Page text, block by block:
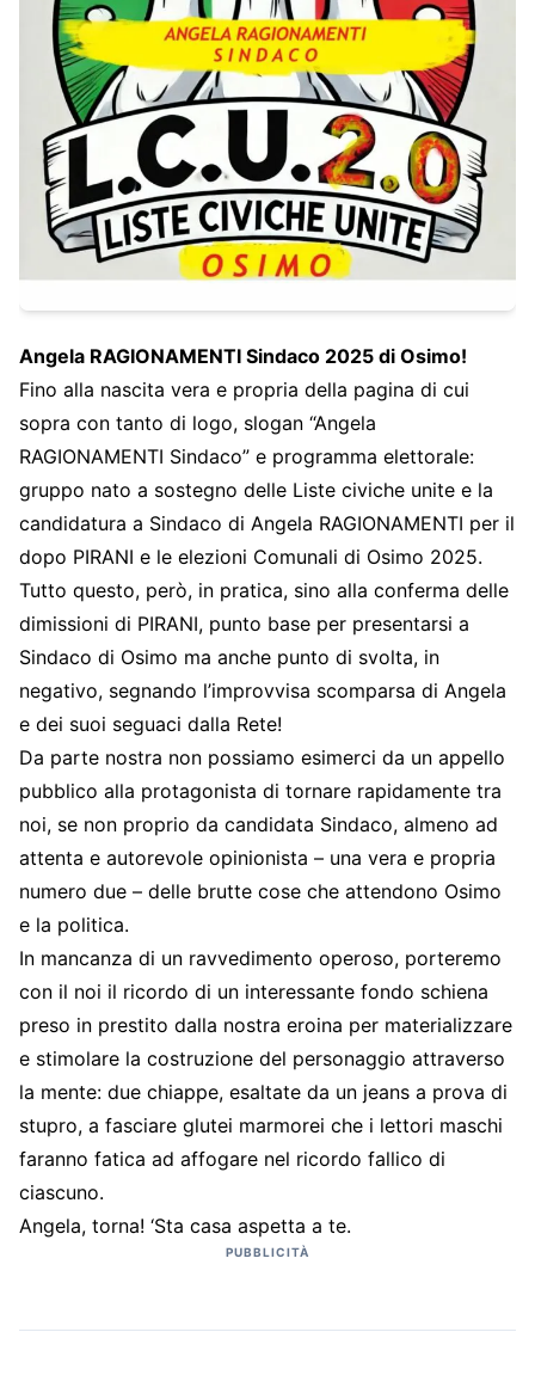
Angela RAGIONAMENTI Sindaco 2025 di Osimo!
Fino alla nascita vera e propria della pagina di cui
sopra con tanto di logo, slogan “Angela
RAGIONAMENTI Sindaco” e programma elettorale:
gruppo nato a sostegno delle Liste civiche unite e la
candidatura a Sindaco di Angela RAGIONAMENTI per il
dopo PIRANI e le elezioni Comunali di Osimo 2025.
Tutto questo, però, in pratica, sino alla conferma delle
dimissioni di PIRANI, punto base per presentarsi a
Sindaco di Osimo ma anche punto di svolta, in
negativo, segnando l’improvvisa scomparsa di Angela
e dei suoi seguaci dalla Rete!
Da parte nostra non possiamo esimerci da un appello
pubblico alla protagonista di tornare rapidamente tra
noi, se non proprio da candidata Sindaco, almeno ad
attenta e autorevole opinionista – una vera e propria
numero due – delle brutte cose che attendono Osimo
e la politica.
In mancanza di un ravvedimento operoso, porteremo
con il noi il ricordo di un interessante fondo schiena
preso in prestito dalla nostra eroina per materializzare
e stimolare la costruzione del personaggio attraverso
la mente: due chiappe, esaltate da un jeans a prova di
stupro, a fasciare glutei marmorei che i lettori maschi
faranno fatica ad affogare nel ricordo fallico di
ciascuno.
Angela, torna! ‘Sta casa aspetta a te.
PUBBLICITÀ